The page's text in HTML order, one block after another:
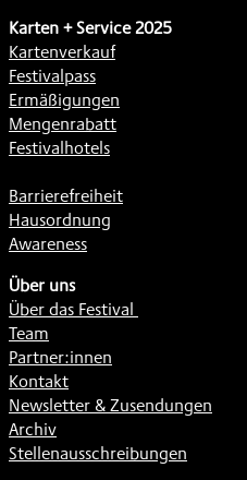
Karten + Service 2025
Kartenverkauf
Festivalpass
Ermäßigungen
Mengenrabatt
Festivalhotels
Barrierefreiheit
Hausordnung
Awareness
Über uns
Über das Festival
Team
Partner:innen
Kontakt
Newsletter & Zusendungen
Archiv
Stellenausschreibungen